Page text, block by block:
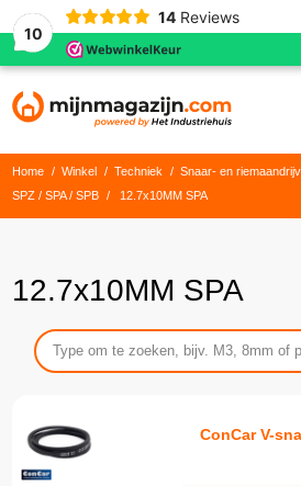
10
14 Reviews
Home / Winkel / Techniek / Snaar- en
SPZ / SPA / SPB
/ 12.7x10MM SPA
12.7x10MM SPA
ConCar V-